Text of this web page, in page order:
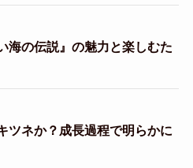
海の伝説』の魅力と楽しむた
ツネか？成長過程で明らかに